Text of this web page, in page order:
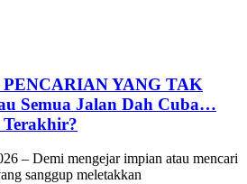
YANG TAK
Semua Jalan Dah Cuba…
– Demi mengejar impian atau mencari
sanggup meletakkan